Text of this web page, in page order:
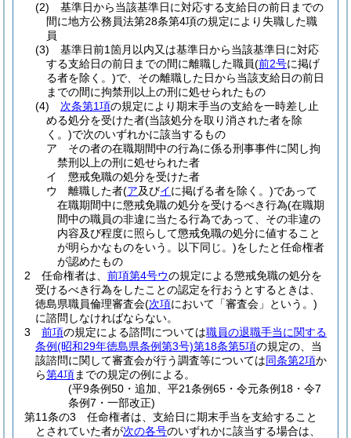
(2)
基準日から当該基準日に対応する支給日の前日までの
間に地方公務員法第28条第4項の規定により失職した職
員
(3)
基準日前1箇月以内又は基準日から当該基準日に対応
する支給日の前日までの間に離職した職員(前2号に掲げ
る者を除く。)で、その離職した日から当該支給日の前日
までの間に拘禁刑以上の刑に処せられたもの
(4)
次条第1項の規定により期末手当の支給を一時差し止
める処分を受けた者(当該処分を取り消された者を除
く。)で次のいずれかに該当するもの
ア
その者の在職期間中の行為に係る刑事事件に関し拘
禁刑以上の刑に処せられた者
イ
懲戒免職の処分を受けた者
ウ
離職した者(ア及びイに掲げる者を除く。)であって
在職期間中に懲戒免職の処分を受けるべき行為(在職期
間中の職員の非違に当たる行為であって、その非違の
内容及び程度に照らして懲戒免職の処分に値すること
が明らかなものをいう。以下同じ。)をしたと任命権者
が認めたもの
2
任命権者は、 前項第4号ウの規定による懲戒免職の処分を
受けるべき行為をしたことの認定を行おうとするときは、
徳島県職員倫理審査会(次項において「審査会」という。)
に諮問しなければならない。
3
前項の規定による諮問については職員の退職手当に関する
条例(昭和29年徳島県条例第3号)第18条第5項の規定の、当
該諮問に関して審査会が行う調査等については同条第2項か
ら第4項までの規定の例による。
(平9条例50・追加、平21条例65・令元条例18・令7
条例7・一部改正)
第11条の3
任命権者は、支給日に期末手当を支給すること
とされていた者が次の各号のいずれかに該当する場合は、